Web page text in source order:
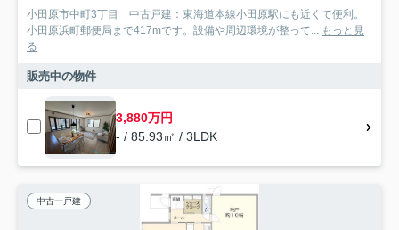
小田原市中町3丁目 中古戸建：東海道本線小田原駅にも近くて便利。
小田原浜町郵便局まで417mです。設備や周辺環境が整って...
もっと見
る
販売中の物件
3,880万円
- / 85.93㎡ / 3LDK
中古一戸建